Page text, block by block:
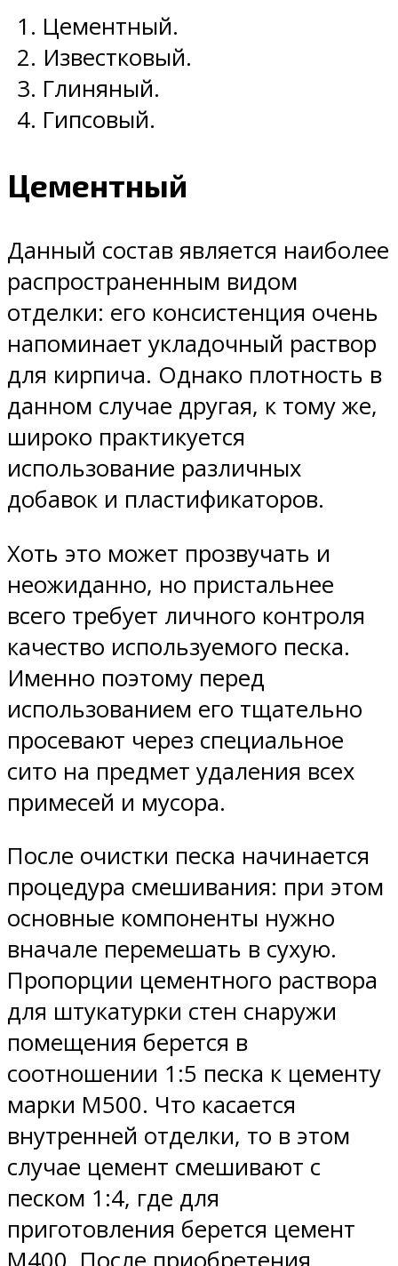
Цементный.
Известковый.
Глиняный.
Гипсовый.
Цементный
Данный состав является наиболее
распространенным видом
отделки: его консистенция очень
напоминает укладочный раствор
для кирпича. Однако плотность в
данном случае другая, к тому же,
широко практикуется
использование различных
добавок и пластификаторов.
Хоть это может прозвучать и
неожиданно, но пристальнее
всего требует личного контроля
качество используемого песка.
Именно поэтому перед
использованием его тщательно
просевают через специальное
сито на предмет удаления всех
примесей и мусора.
После очистки песка начинается
процедура смешивания: при этом
основные компоненты нужно
вначале перемешать в сухую.
Пропорции цементного раствора
для штукатурки стен снаружи
помещения берется в
соотношении 1:5 песка к цементу
марки М500. Что касается
внутренней отделки, то в этом
случае цемент смешивают с
песком 1:4, где для
приготовления берется цемент